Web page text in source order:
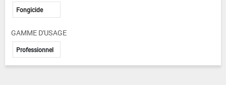
Fongicide
GAMME D'USAGE
Professionnel